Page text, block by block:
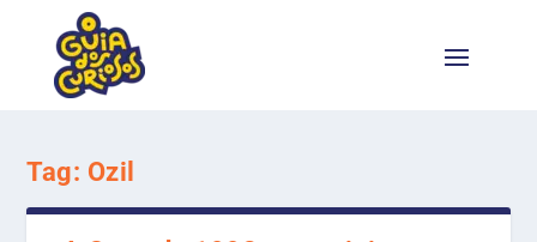
Tag: Ozil